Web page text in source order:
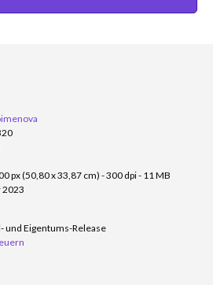
px (50,80 x 33,87 cm) - 300 dpi - 11 MB
2023
und Eigentums-Release